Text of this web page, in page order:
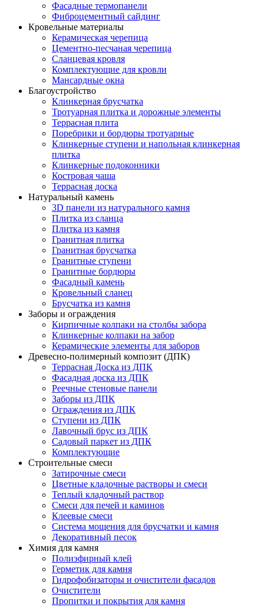
Фасадные термопанели
Фиброцементный сайдинг
Кровельные материалы
Керамическая черепица
Цементно-песчаная черепица
Сланцевая кровля
Комплектующие для кровли
Мансардные окна
Благоустройство
Клинкерная брусчатка
Тротуарная плитка и дорожные элементы
Террасная плита
Поребрики и бордюры тротуарные
Клинкерные ступени и напольная клинкерная
плитка
Клинкерные подоконники
Костровая чаша
Террасная доска
Натуральный камень
3D панели из натурального камня
Плитка из сланца
Плитка из камня
Гранитная плитка
Гранитная брусчатка
Гранитные ступени
Гранитные бордюры
Фасадный камень
Кровельный сланец
Брусчатка из камня
Заборы и ограждения
Кирпичные колпаки на столбы забора
Клинкерные колпаки на забор
Керамические элементы для заборов
Древесно-полимерный композит (ДПК)
Террасная Доска из ДПК
Фасадная доска из ДПК
Реечные стеновые панели
Заборы из ДПК
Ограждения из ДПК
Ступени из ДПК
Лавочный брус из ДПК
Садовый паркет из ДПК
Комплектующие
Строительные смеси
Затирочные смеси
Цветные кладочные растворы и смеси
Теплый кладочный раствор
Смеси для печей и каминов
Клеевые смеси
Система мощения для брусчатки и камня
Декоративный песок
Химия для камня
Полиэфирный клей
Герметик для камня
Гидрофобизаторы и очистители фасадов
Очистители
Пропитки и покрытия для камня